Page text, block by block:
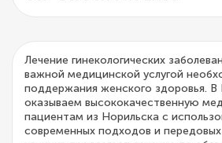
Лечение гинекологических
важной медицинской услугой
поддержания женского здоровья.
оказываем высококачественную
пациентам из Норильска с
современных подходов и